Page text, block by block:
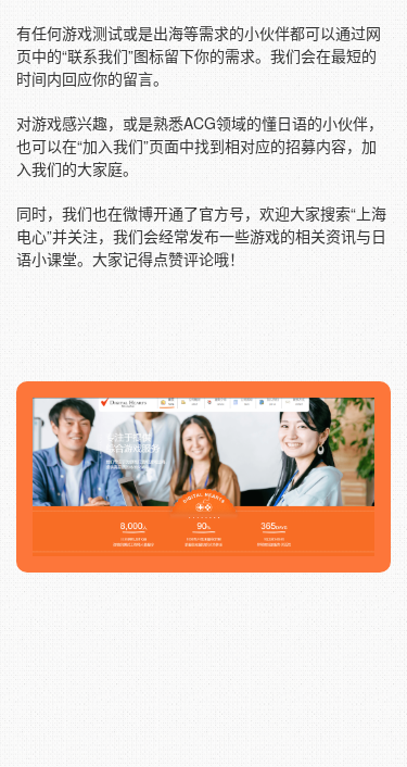
有任何游戏测试或是出海等需求的小伙伴都可以通过网
页中的“联系我们”图标留下你的需求。我们会在最短的
时间内回应你的留言。
对游戏感兴趣，或是熟悉ACG领域的懂日语的小伙伴，
也可以在“加入我们”页面中找到相对应的招募内容，加
入我们的大家庭。
同时，我们也在微博开通了官方号，欢迎大家搜索“上海
电心”并关注，我们会经常发布一些游戏的相关资讯与日
语小课堂。大家记得点赞评论哦！